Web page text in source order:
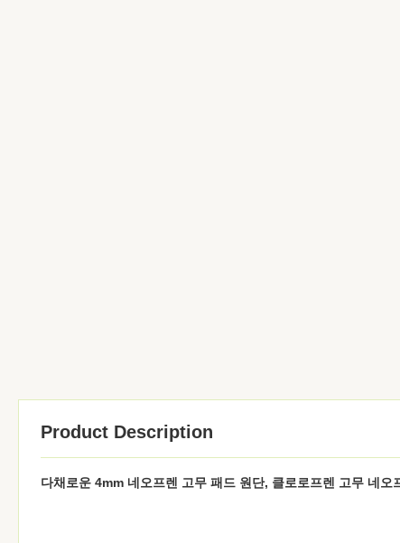
Product Description
다채로운 4mm 네오프렌 고무 패드 원단, 클로로프렌 고무 네오